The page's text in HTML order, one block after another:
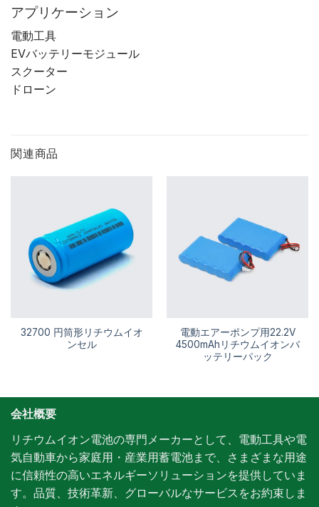
アプリケーション
電動工具
EVバッテリーモジュール
スクーター
ドローン
関連商品
32700 円筒形リチウムイオ
ンセル
電動エアーポンプ用22.2V
4500mAhリチウムイオンバ
ッテリーパック
会社概要
リチウムイオン電池の専門メーカーとして、電動工具や電
気自動車から家庭用・産業用蓄電池まで、さまざまな用途
に信頼性の高いエネルギーソリューションを提供していま
す。品質、技術革新、グローバルなサービスをお約束しま